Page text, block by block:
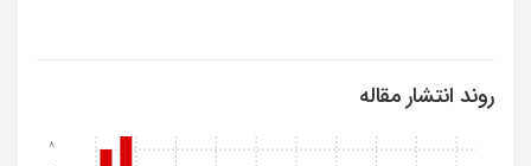
روند انتشار مقاله
8